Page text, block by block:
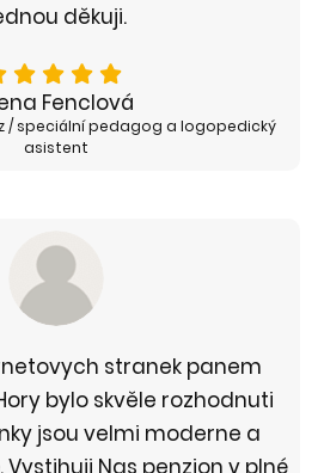
děkuji.
Fenclová
/ speciální pedagog a logopedický
asistent
stranek panem
bylo skvěle rozhodnuti
jsou velmi moderne a